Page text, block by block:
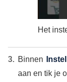
Het
Binnen
aan en tik je